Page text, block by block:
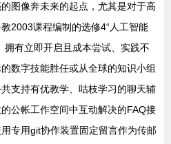
图像奔未来的起点，尤其是对于高
2003课程编制的选修4“人工智能
拥有立即开启且成本尝试、实践不
数字技能胜任或从全球的知识小组
支持有优教学、咕枝学习的聊天辅
公帐工作空间中互动解决的FAQ接
专用git协作装置固定留言作为传邮